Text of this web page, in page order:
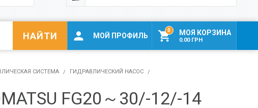
 МОЙ ПРОФИЛЬ 
0 МОЯ КОРЗИНА
0.00 ГРН
СИСТЕМА ГИДРАВЛИЧЕСКИЙ НАСОС
FG20～30/-12/-14